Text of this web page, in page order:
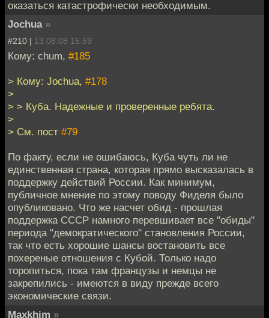
оказаться катастрофически необходимым.
Jochua »
#210 | 13.08.08 15:59
Кому: chum, #185
> Кому: Jochua, #178
>
> > Куба. Надежные и проверенные ребята.
>
> См. пост #79
По факту, если не ошибаюсь, Куба чуть ли не
единственная страна, которая прямо высказалась в
поддержку действий России. Как минимум,
публичное мнение по этому поводу Фиделя было
опубликовано. Что же насчет обид - прошлая
поддержка СССР намного перевшивает все "обиды"
периода "демократического" становления России,
так что есть хорошие шансы востановить все
похереные отношения с Кубой. Только надо
торопиться, пока там французы и немцы не
закрепились - имеются в виду прежде всего
экономические связи.
Maxkhim »